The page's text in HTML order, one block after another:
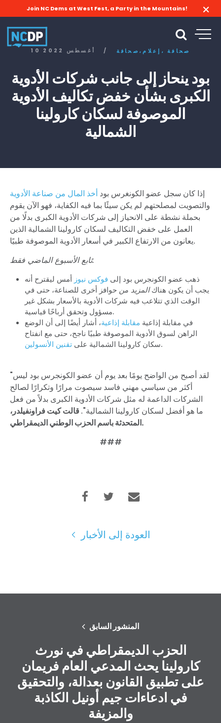
Join NC Dems at West Fest, a Party in the Mountains!
10 أغسطس 2022 / صحافة، إعلام، صحافة
بود ينحاز إلى جانب شركات الأدوية
الكبرى بشأن خفض تكاليف الأدوية
الموصوفة لسكان كارولينا
الشمالية
إذا كان سجل عضو الكونغرس بود أخذ المال من صناعة الأدوية
والتصويت لمصلحتهم لم يكن سيئًا بما فيه الكفاية، فهو الآن يقوم
بحملة نشطة على الانحياز إلى شركات الأدوية الكبرى بدلًا من
العمل على خفض التكاليف لسكان كارولينا الشمالية الذين
يعانون من الارتفاع الكبير في أسعار الأدوية الموصوفة طبيًا.
تابع الأسبوع الماضي فقط:
ذهب عضو الكونجرس بود إلى فوكس نيوز أمس ليقترح أنه
يجب أن يكون هناكالمزيد من حوافز أخرى للصناعة، حتى في
الوقت الذي تتلاعب فيه شركات الأدوية بالأسعار بشكل غير
مسؤول وتحقق أرباحًا قياسية.
في مقابلة إذاعية مقابلة إذاعية، أشار أيضًا إلى أن الوضع
الراهن لسوق الأدوية الموصوفة طبيًا ناجح، حتى مع انفتاح
سكان كارولينا الشمالية على تقنين الأنسولين .
"لقد أصبح من الواضح يومًا بعد يوم أن عضو الكونجرس بود ليس
أكثر من سياسي مهني فاسد سيصوت مرارًا وتكرارًا لصالح
الشركات الداعمة له مثل شركات الأدوية الكبرى بدلاً من فعل
ما هو أفضل لسكان كارولينا الشمالية". قالت كيت فراونفيلدر،
المتحدثة باسم الحزب الوطني الديمقراطي.
###
العودة إلى الأخبار
المنشور السابق
الحزب الديمقراطي في نورث
كارولينا يحث المدعي العام فريمان
على تطبيق القانون بعدالة، والتحقيق
في ادعاءات جيم أونيل الكاذبة
والمزيفة